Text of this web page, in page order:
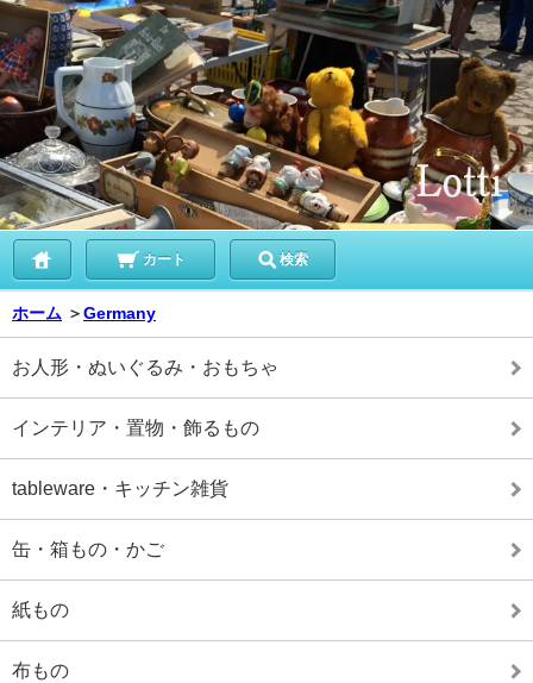
カート 検索
ホーム ＞Germany
お人形・ぬいぐるみ・おもちゃ
インテリア・置物・飾るもの
tableware・キッチン雑貨
缶・箱もの・かご
紙もの
布もの